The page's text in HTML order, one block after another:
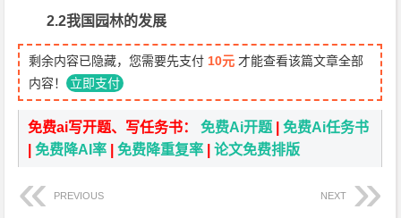
2.2我国园林的发展
剩余内容已隐藏，您需要先支付 10元 才能查看该篇文章全部
内容！ 立即支付
免费ai写开题、写任务书：免费Ai开题 |免费Ai任务书
|免费降AI率 |免费降重复率 |论文免费排版
PREVIOUS NEXT